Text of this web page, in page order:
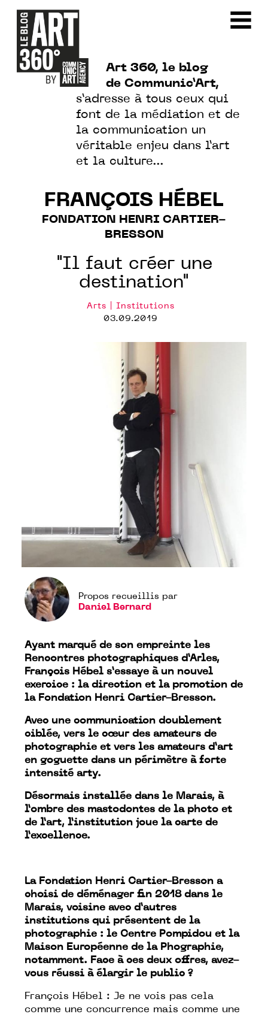
Art 360, le blog
de Communic’Art,
s’adresse à tous ceux qui
font de la médiation et de
la communication un
véritable enjeu dans l’art
et la culture…
FRANÇOIS HÉBEL
FONDATION HENRI CARTIER-
BRESSON
"Il faut créer une
destination"
Arts | Institutions
03.09.2019
Propos recueillis par
Daniel Bernard
Ayant marqué de son empreinte les
Rencontres photographiques d’Arles,
François Hébel s’essaye à un nouvel
exercice : la direction et la promotion de
la Fondation Henri Cartier-Bresson.
Avec une communication doublement
ciblée, vers le cœur des amateurs de
photographie et vers les amateurs d’art
en goguette dans un périmètre à forte
intensité arty.
Désormais installée dans le Marais, à
l’ombre des mastodontes de la photo et
de l’art, l’institution joue la carte de
l’excellence.
La Fondation Henri Cartier-Bresson a
choisi de déménager fin 2018 dans le
Marais, voisine avec d’autres
institutions qui présentent de la
photographie : le Centre Pompidou et la
Maison Européenne de la Phographie,
notamment. Face à ces deux offres, avez-
vous réussi à élargir le public ?
François Hébel : Je ne vois pas cela
comme une concurrence mais comme une